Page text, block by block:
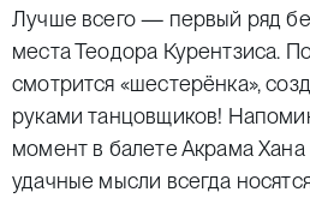
Лучше всего — первый ряд
места Теодора Курентзиса.
смотрится «шестерёнка»,
руками танцовщиков!
момент в балете Акрама Хана
удачные мысли всегда